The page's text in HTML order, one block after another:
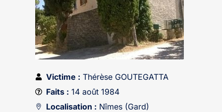
Victime : Thérèse GOUTEGATTA
Faits : 14 août 1984
Localisation : Nîmes (Gard)